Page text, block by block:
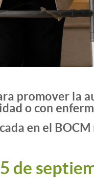
promover la
o con
en el BOCM
de